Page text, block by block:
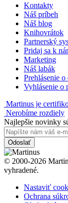
Kontakty
Náš príbeh
Náš blog
Knihovrátok
Partnerský
Pridaj sa k
Marketing
Náš labák
Prehlásenie o
Vyhlásenie o
Martinus je
Nerobíme rozdiely
Najlepšie novinky
Odoslať
© 2000-2026
vyhradené.
Nastaviť
Ochrana